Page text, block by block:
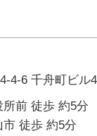
4-6 千舟町ビル
前 徒歩 約5分
徒歩 約5分